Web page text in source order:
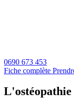
0690 673 453
Fiche complète